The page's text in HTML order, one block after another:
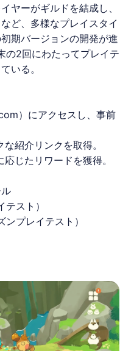
ヤーがギルドを結成し、
ど、多様なプレイスタイ
期バージョンの開発が進
の2回にわたってプレイテ
いる。
）にアクセスし、事前
紹介リンクを取得。
じたリワードを獲得。
スト）
プレイテスト）